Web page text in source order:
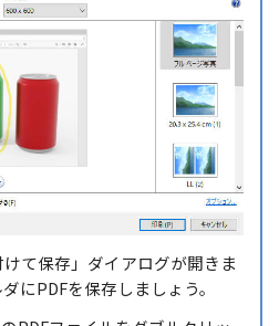
けて保存」ダイアログが開きま
にPDFを保存しましょう。